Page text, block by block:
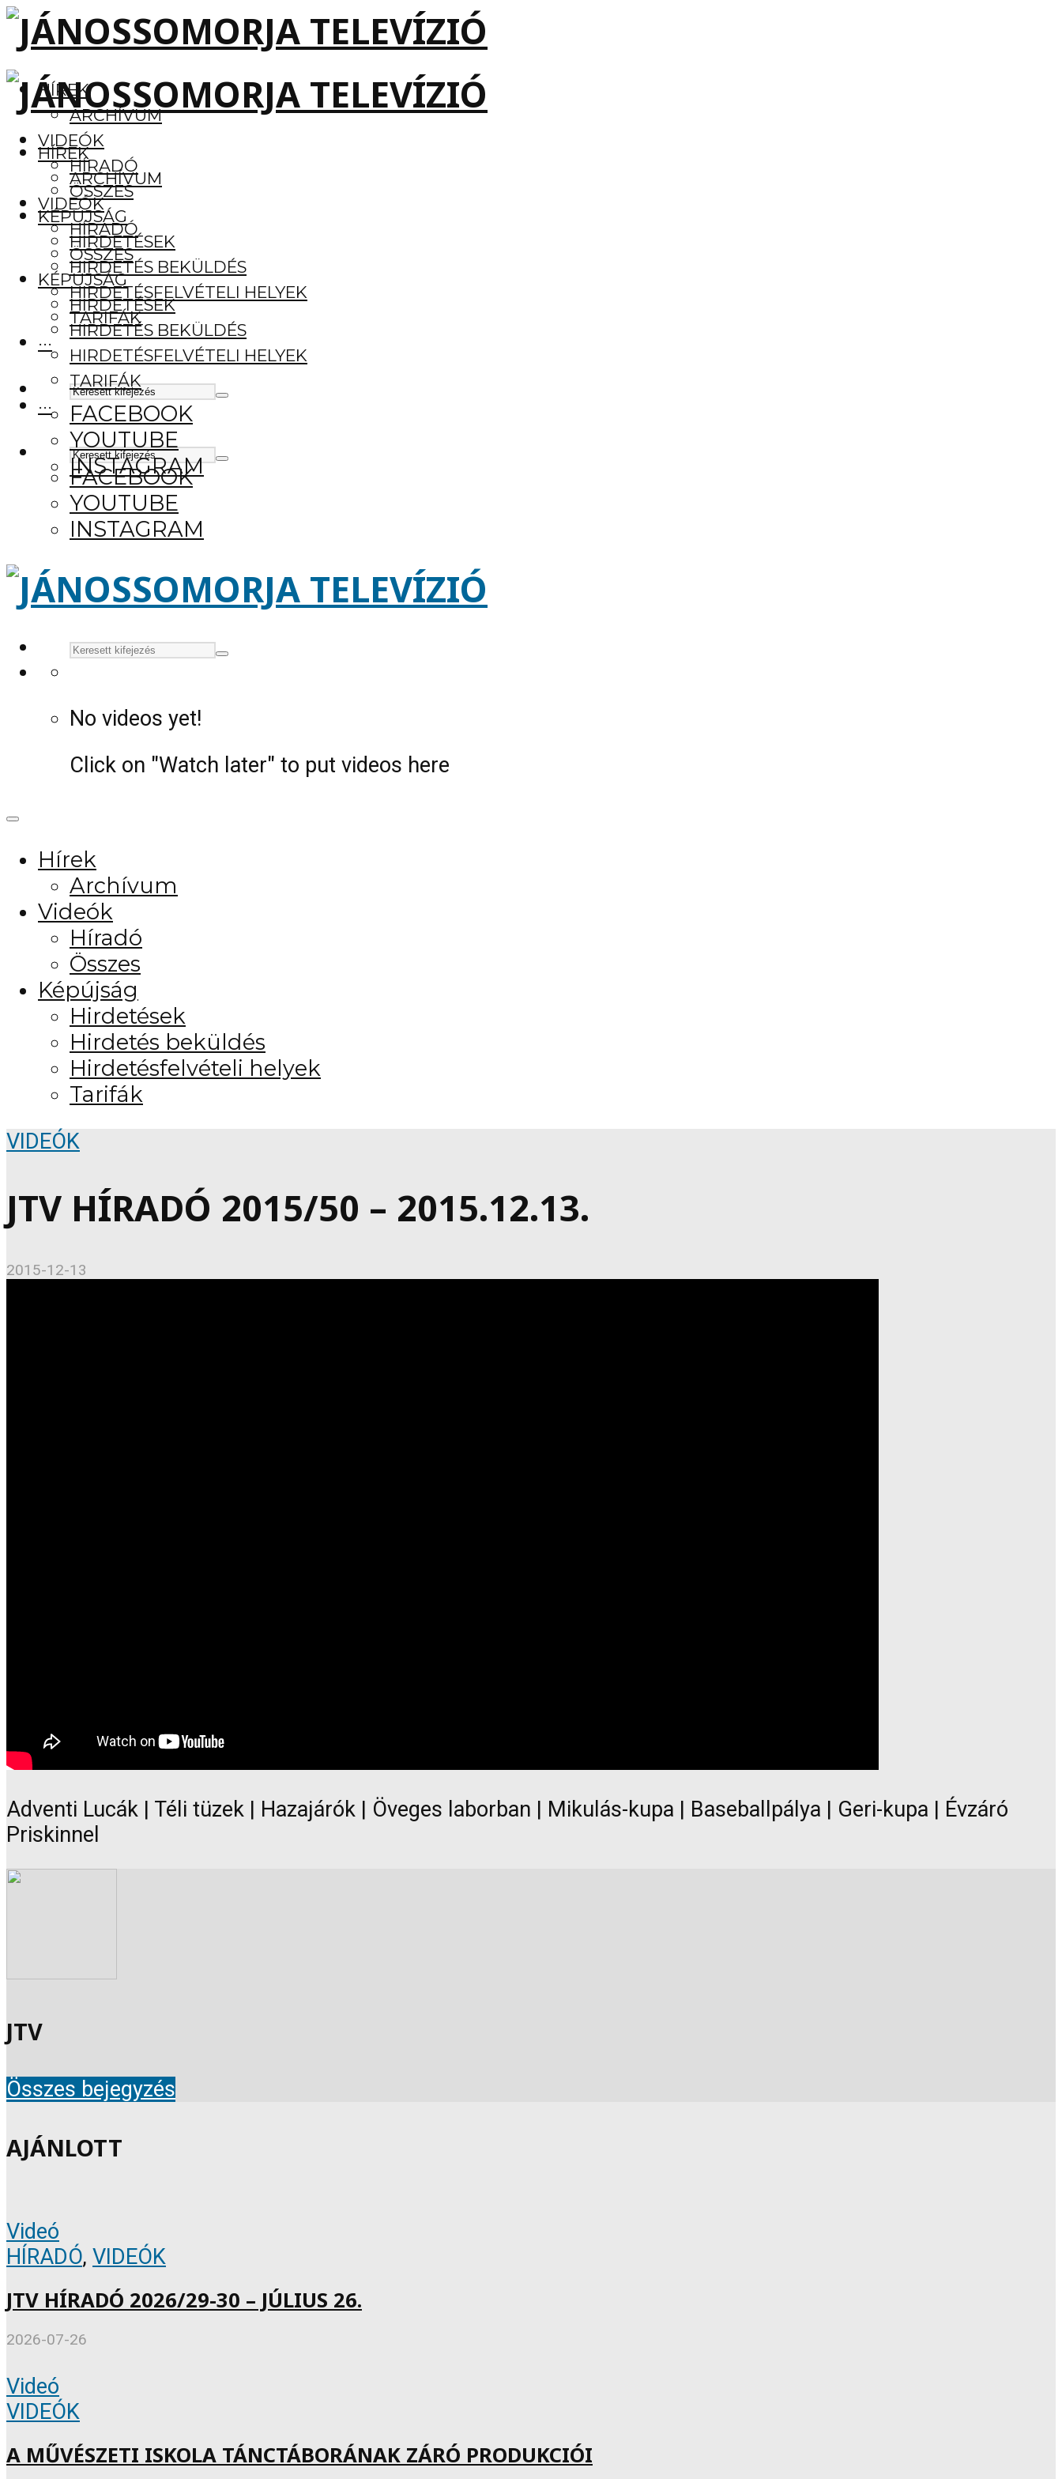
HÍREK
ARCHÍVUM
VIDEÓK
HÍRADÓ
ÖSSZES
KÉPÚJSÁG
HIRDETÉSEK
HIRDETÉS BEKÜLDÉS
HIRDETÉSFELVÉTELI HELYEK
TARIFÁK
···
FACEBOOK
YOUTUBE
INSTAGRAM
HÍREK
ARCHÍVUM
VIDEÓK
HÍRADÓ
ÖSSZES
KÉPÚJSÁG
HIRDETÉSEK
HIRDETÉS BEKÜLDÉS
HIRDETÉSFELVÉTELI HELYEK
TARIFÁK
···
FACEBOOK
YOUTUBE
INSTAGRAM
No videos yet!
Click on "Watch later" to put videos here
Hírek
Archívum
Videók
Híradó
Összes
Képújság
Hirdetések
Hirdetés beküldés
Hirdetésfelvételi helyek
Tarifák
VIDEÓK
JTV HÍRADÓ 2015/50 – 2015.12.13.
2015-12-13
Adventi Lucák | Téli tüzek | Hazajárók | Öveges laborban | Mikulás-kupa | Baseballpálya | Geri-kupa | Évzáró
Priskinnel
JTV
Összes bejegyzés
AJÁNLOTT
Videó
HÍRADÓ, VIDEÓK
JTV HÍRADÓ 2026/29-30 – JÚLIUS 26.
2026-07-26
Videó
VIDEÓK
A MŰVÉSZETI ISKOLA TÁNCTÁBORÁNAK ZÁRÓ PRODUKCIÓI